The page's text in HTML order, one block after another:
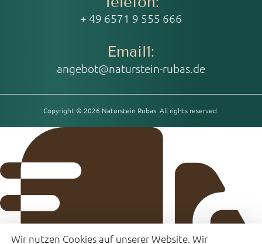
+ 49 6571 9 555 666
Email1:
angebot@naturstein-rubas.de
Copyright © 2026 Naturstein Rubas. All rights reserved.
Wir nutzen Cookies auf unserer Website. Wir